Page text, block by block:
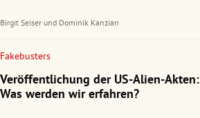
Birgit Seiser und Dominik Kanzian
Fakebusters
Veröffentlichung der US-Alien-Akten:
Was werden wir erfahren?